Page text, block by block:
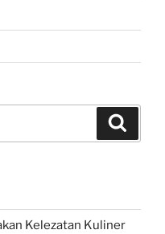
Kelezatan Kuliner